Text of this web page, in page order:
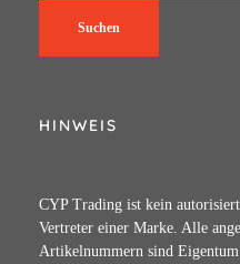
Suchen
HINWEIS
CYP Trading ist kein
Vertreter einer Marke. Alle
Artikelnummern sind